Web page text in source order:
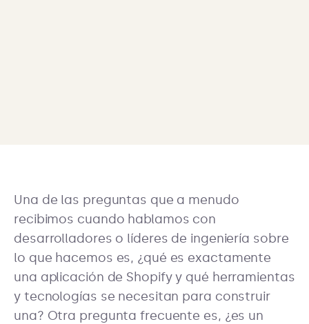
Una de las preguntas que a menudo
recibimos cuando hablamos con
desarrolladores o líderes de ingeniería sobre
lo que hacemos es, ¿qué es exactamente
una aplicación de Shopify y qué herramientas
y tecnologías se necesitan para construir
una? Otra pregunta frecuente es, ¿es un